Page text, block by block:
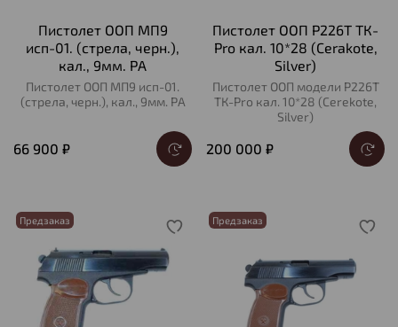
Пистолет ООП МП9
исп-01. (стрела, черн.),
кал., 9мм. РА
Пистолет ООП МП9 исп-01.
(стрела, черн.), кал., 9мм. РА
66 900 ₽
Пистолет ООП Р226Т ТК-
Рro кал. 10*28 (Cerakote,
Silver)
Пистолет ООП модели Р226Т
ТК-Рro кал. 10*28 (Cerekote,
Silver)
200 000 ₽
Предзаказ Предзаказ